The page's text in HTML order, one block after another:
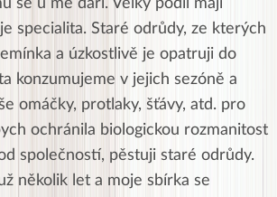
se u mě daří. Velký podíl mají
specialita. Staré odrůdy, ze kterých
a úzkostlivě je opatruji do
konzumujeme v jejich sezóně a
omáčky, protlaky, šťávy, atd. pro
ochránila biologickou rozmanitost
společností, pěstuji staré odrůdy.
několik let a moje sbírka se